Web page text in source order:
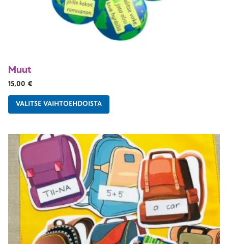
Muut
15,00 €
VALITSE VAIHTOEHDOISTA